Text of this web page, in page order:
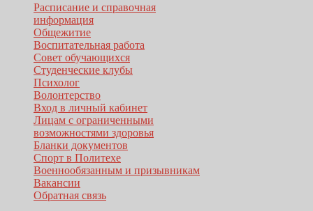
Расписание и справочная
информация
Общежитие
Воспитательная работа
Совет обучающихся
Студенческие клубы
Психолог
Волонтерство
Вход в личный кабинет
Лицам с ограниченными
возможностями здоровья
Бланки документов
Спорт в Политехе
Военнообязанным и призывникам
Вакансии
Обратная связь